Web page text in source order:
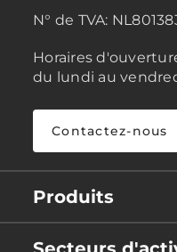
N° de TVA:
Horaires
du lundi au
Contactez-nous
Produits